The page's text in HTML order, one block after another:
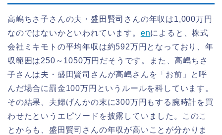
高嶋ちさ子さんの夫・盛田賢司さんの年収は1,000万円
なのではないかといわれています。 enによると、株式
会社ミキモトの平均年収は約592万円となっており、年
収範囲は250～1050万円だそうです。また、高嶋ちさ
子さんは夫・盛田賢司さんが高嶋さんを「お前」と呼
んだ場合に罰金100万円というルールを科しています。
その結果、夫婦げんかの末に300万円もする腕時計を買
わせたというエピソードを披露していました。このこ
とからも、盛田賢司さんの年収が高いことが分かりま